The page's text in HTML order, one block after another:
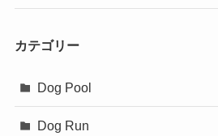
カテゴリー
Dog Pool
Dog Run